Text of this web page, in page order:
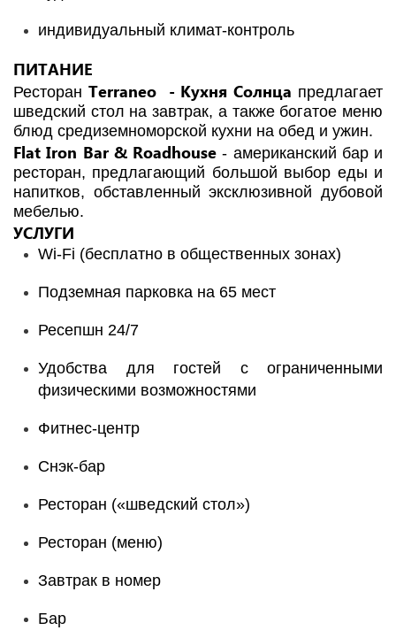
индивидуальный климат-контроль
ПИТАНИЕ
Ресторан Terraneo - Кухня Солнца предлагает
шведский стол на завтрак, а также богатое меню
блюд средиземноморской кухни на обед и ужин.
Flat Iron Bar & Roadhouse- американский бар и
ресторан, предлагающий большой выбор еды и
напитков, обставленный эксклюзивной дубовой
мебелью.
УСЛУГИ
Wi-Fi (бесплатно в общественных зонах)
Подземная парковка на 65 мест
Ресепшн 24/7
Удобства для гостей с ограниченными
физическими возможностями
Фитнес-центр
Снэк-бар
Ресторан («шведский стол»)
Ресторан (меню)
Завтрак в номер
Бар